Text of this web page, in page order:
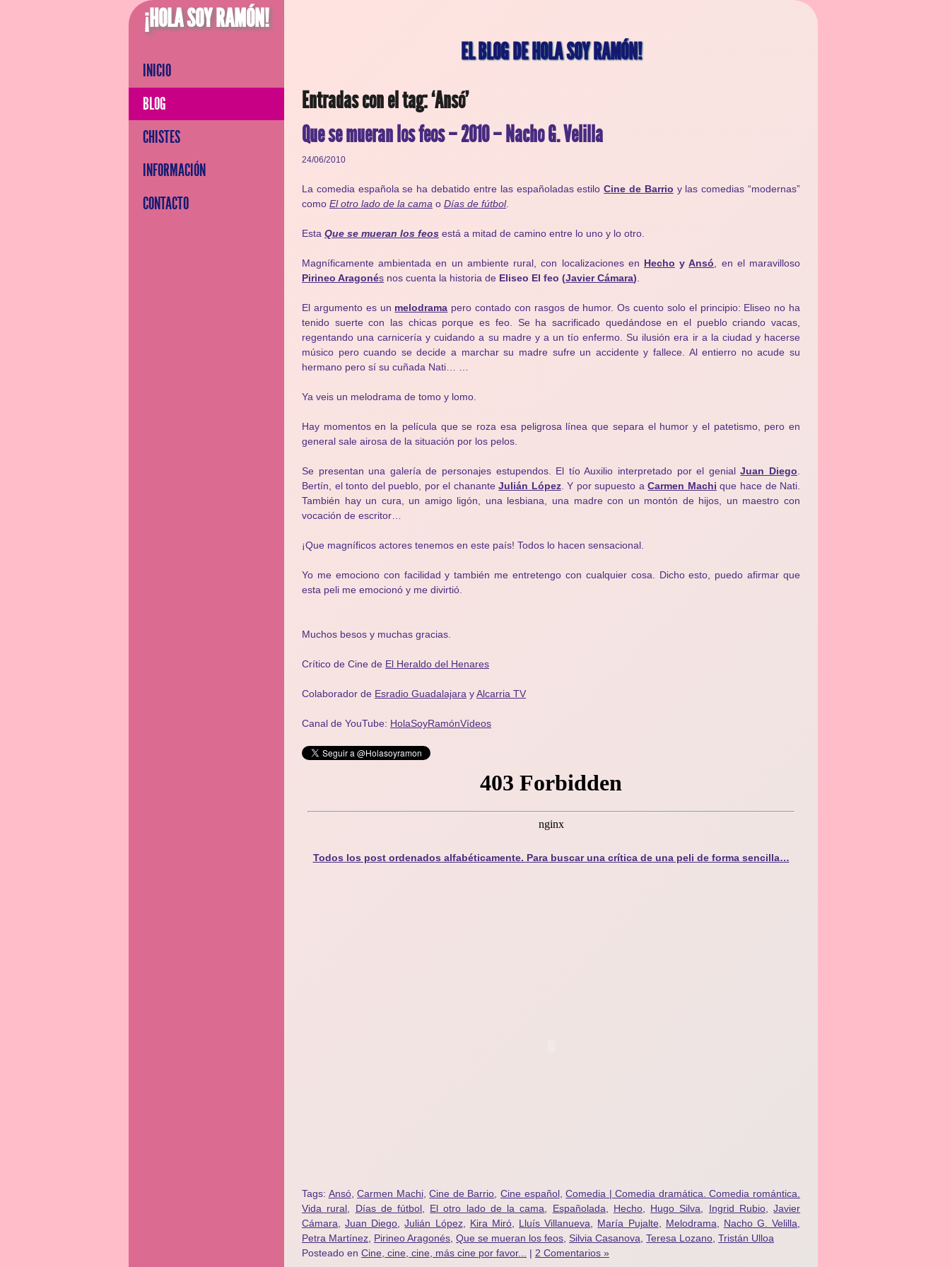
¡HOLA SOY RAMÓN!
INICIO
BLOG
CHISTES
INFORMACIÓN
CONTACTO
EL BLOG DE HOLA SOY RAMÓN!
Entradas con el tag: ‘Ansó’
Que se mueran los feos – 2010 – Nacho G. Velilla
24/06/2010
La comedia española se ha debatido entre las españoladas estiloCine de Barrio y las comedias “modernas”
como El otro lado de la cama o Días de fútbol.
Esta Que se mueran los feos está a mitad de camino entre lo uno y lo otro.
Magníficamente ambientada en un ambiente rural, con localizaciones en Hecho yAnsó , en el maravilloso
Pirineo Aragonés nos cuenta la historia de Eliseo El feo (Javier Cámara)
El argumento es un melodrama pero contado con rasgos de humor. Os cuento solo el principio: Eliseo no ha
tenido suerte con las chicas porque es feo. Se ha sacrificado quedándose en el pueblo criando vacas,
regentando una carnicería y cuidando a su madre y a un tío enfermo. Su ilusión era ir a la ciudad y hacerse
músico pero cuando se decide a marchar su madre sufre un accidente y fallece. Al entierro no acude su
hermano pero sí su cuñada Nati… …
Ya veis un melodrama de tomo y lomo.
Hay momentos en la película que se roza esa peligrosa línea que separa el humor y el patetismo, pero en
general sale airosa de la situación por los pelos.
Se presentan una galería de personajes estupendos. El tío Auxilio interpretado por el genialJuan Diego
Bertín, el tonto del pueblo, por el chananteJulián López. Y por supuesto aCarmen Machi que hace de Nati.
También hay un cura, un amigo ligón, una lesbiana, una madre con un montón de hijos, un maestro con
vocación de escritor…
¡Que magníficos actores tenemos en este país! Todos lo hacen sensacional.
Yo me emociono con facilidad y también me entretengo con cualquier cosa. Dicho esto, puedo afirmar que
esta peli me emocionó y me divirtió.
Muchos besos y muchas gracias.
Crítico de Cine de El Heraldo del Henares
Colaborador de Esradio Guadalajara yAlcarria TV
Canal de YouTube: HolaSoyRamónVídeos
Todos los post ordenados alfabéticamente. Para buscar una crítica de una peli de forma sencilla…
Tags: Ansó,Carmen Machi,Cine de Barrio ,Cine español,Comedia | Comedia dramática. Comedia romántica.
Vida rural
Días de fútbol, El otro lado de la cama Españolada Hecho, Hugo Silva Ingrid Rubio,Javier
Cámara ,Juan Diego ,Julián López, Kira Miró, Lluís Villanueva María Pujalte, Melodrama Nacho G. Velilla
Petra Martínez Pirineo Aragonés Que se mueran los feos Silvia Casanova Teresa Lozano Tristán Ulloa
Posteado en Cine, cine, cine, más cine por favor... | 2 Comentarios »